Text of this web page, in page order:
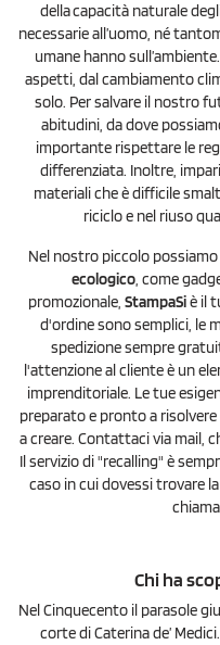
della capacità naturale
necessarie all’uomo, né
umane hanno
aspetti, dal cambiamento
solo. Per salvare il nostro
abitudini, da dove
importante rispettare le
differenziata. Inoltre,
materiali che è difficile
riciclo e nel riuso
Nel nostro piccolo
ecologico, come
promozionale, StampaSiè il
d'ordine sono semplici, le
spedizione sempre
l'attenzione al cliente è un
imprenditoriale. Le tue
preparato e pronto a
a creare. Contattaci via mail,
Il servizio di "recalling" è
caso in cui dovessi trovare
Chi ha
Nel Cinquecento il parasole
corte di Caterina de’